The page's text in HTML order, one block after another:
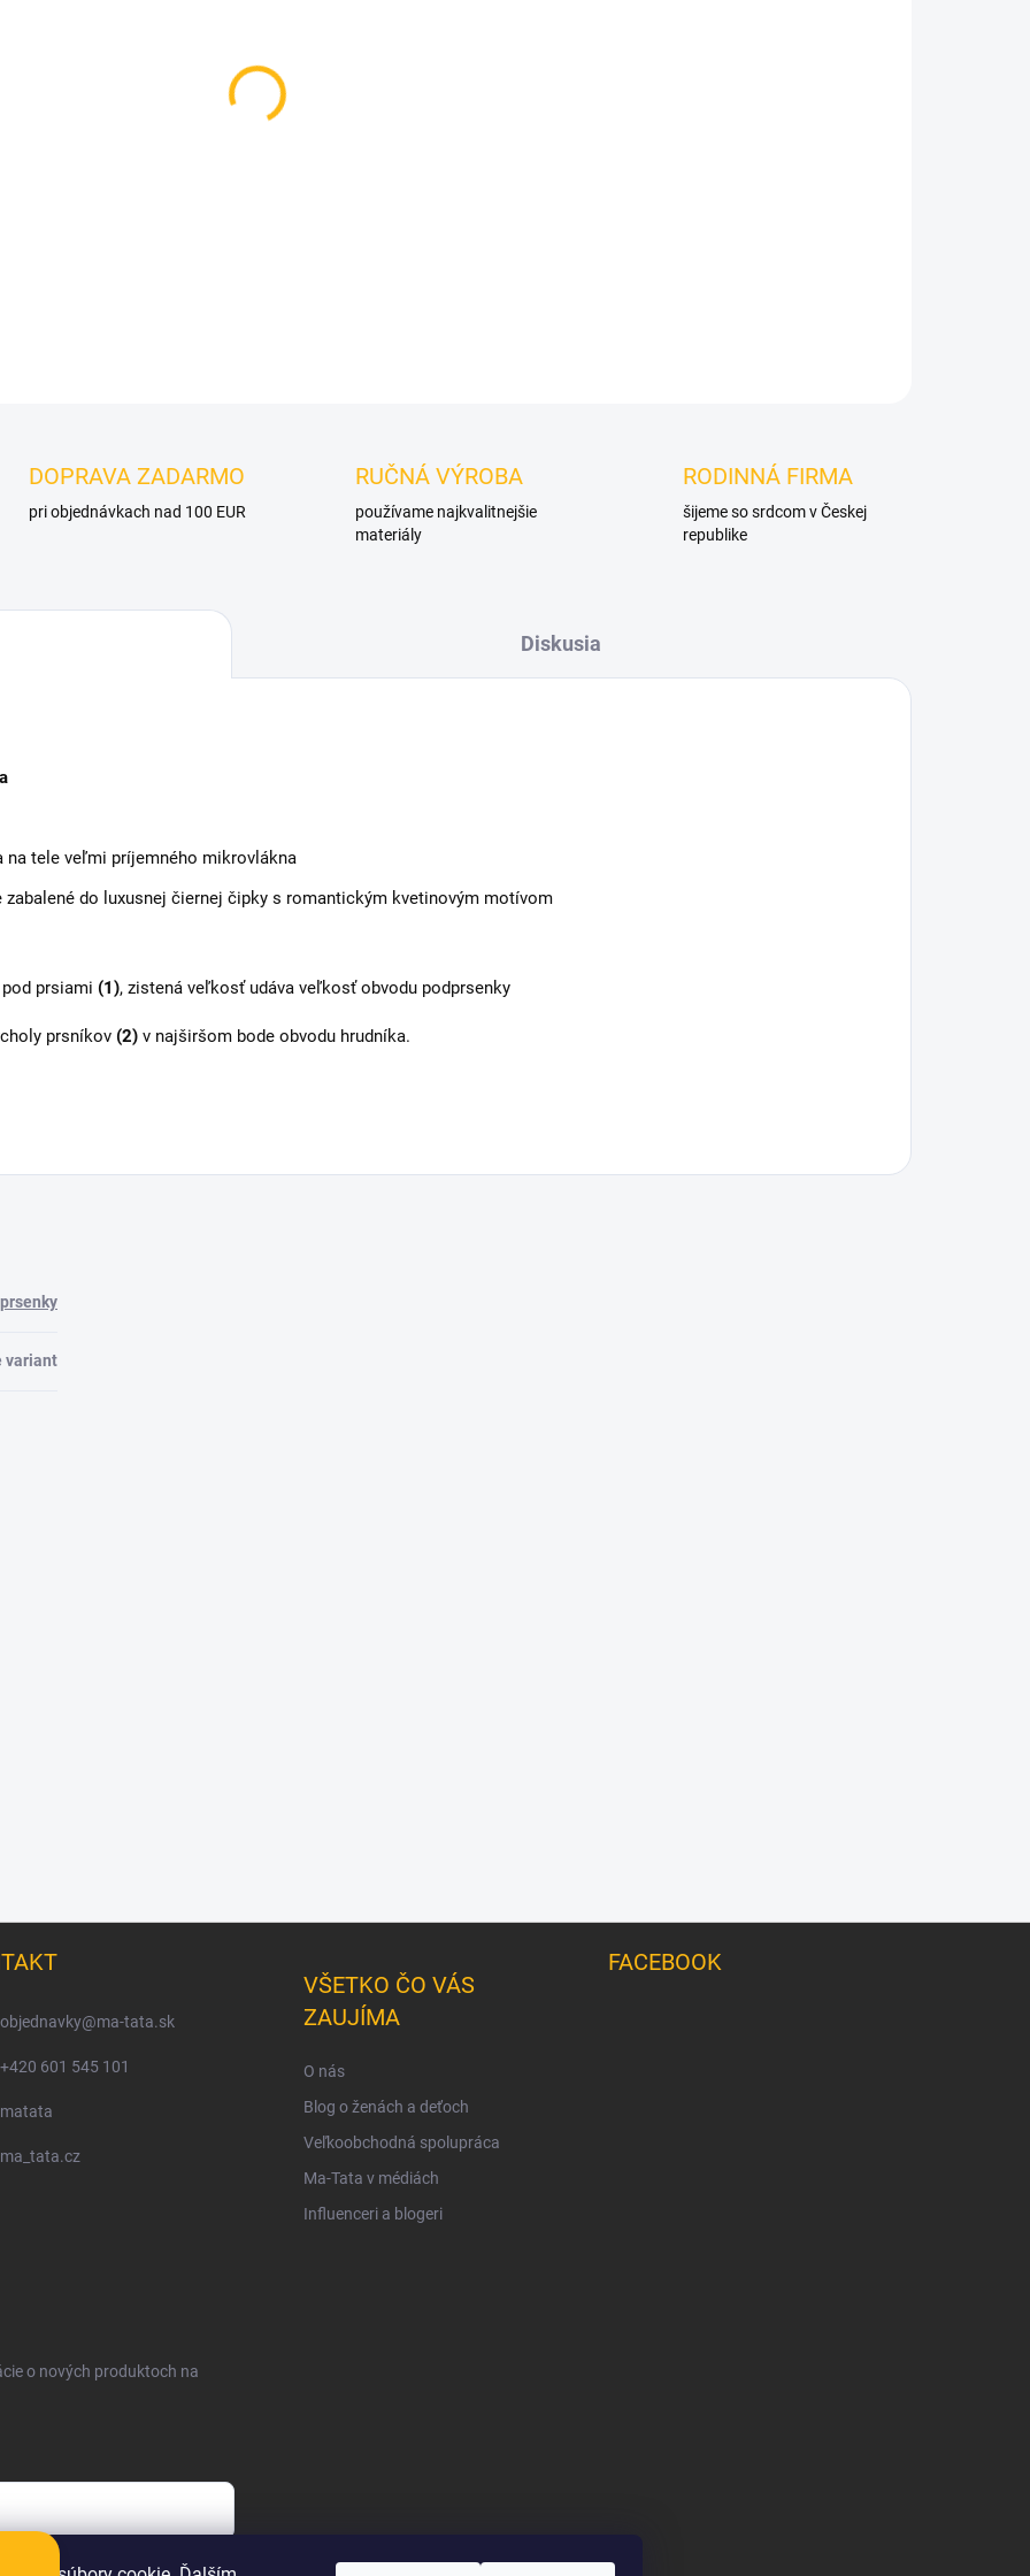
VELIKOST OBVODU
DOPRAVA ZADARMO
pri objednávkach nad 100 EUR
RUČNÁ VÝROBA
používame najkvalitnejšie
materiály
RODINNÁ FIRMA
šijeme so srdcom v Českej
republike
Diskusia
na tele veľmi príjemného mikrovlákna
zabalené do luxusnej čiernej čipky s romantickým kvetinovým motívom
prsiami (1), zistená veľkosť udáva veľkosť obvodu podprsenky
prsníkov (2) v najširšom bode obvodu hrudníka.
variant
objednavky@ma-tata.sk
+420 601 545 101
matata
ma_tata.cz
VŠETKO ČO VÁS
ZAUJÍMA
O nás
Blog o ženách a deťoch
Veľkoobchodná spolupráca
Ma-Tata v médiách
Influenceri a blogeri
FACEBOOK
o nových produktoch na
údajov